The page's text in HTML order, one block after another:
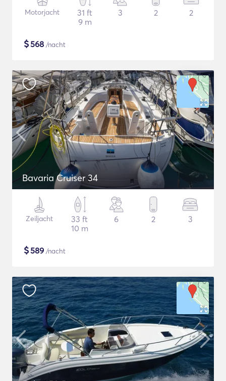
Motorjacht
31 ft
9 m
3 2 2
$568 /nacht
Bavaria Cruiser 34
Zeiljacht
33 ft
10 m
6 2 3
$589 /nacht